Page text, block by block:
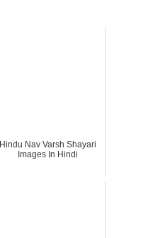
Hindu Nav Varsh Shayari
Images In Hindi